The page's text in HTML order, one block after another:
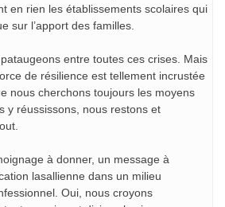
en rien les établissements scolaires qui
sur l’apport des familles.
entre toutes ces crises. Mais
de résilience est tellement incrustée
nous cherchons toujours les moyens
y réussissons, nous restons et
à donner, un message à
lasallienne dans un milieu
Oui, nous croyons